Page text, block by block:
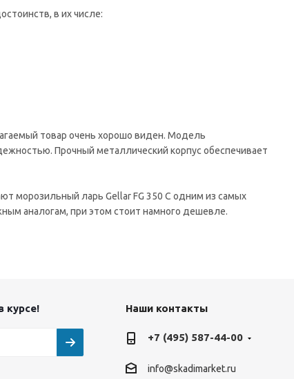
в их числе:
товар очень хорошо виден. Модель
Прочный металлический корпус обеспечивает
морозильный ларь Gellar FG 350 C одним из самых
аналогам, при этом стоит намного дешевле.
курсе! Наши контакты
+7 (495) 587-44-00
info@skadimarket.ru